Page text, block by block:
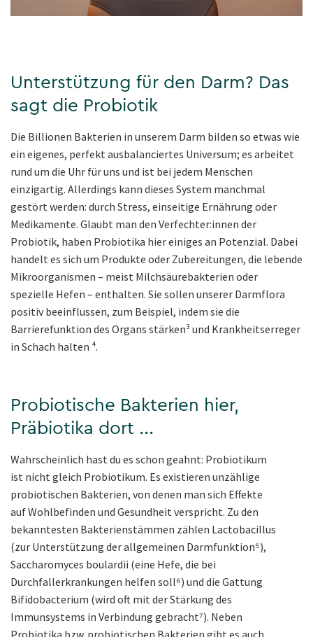
Unterstützung für den Darm? Das
sagt die Probiotik
Die Billionen Bakterien in unserem Darm bilden so etwas wie
ein eigenes, perfekt ausbalanciertes Universum; es arbeitet
rund um die Uhr für uns und ist bei jedem Menschen
einzigartig. Allerdings kann dieses System manchmal
gestört werden: durch Stress, einseitige Ernährung oder
Medikamente. Glaubt man den Verfechter:innen der
Probiotik, haben Probiotika hier einiges an Potenzial. Dabei
handelt es sich um Produkte oder Zubereitungen, die lebende
Mikroorganismen – meist Milchsäurebakterien oder
spezielle Hefen – enthalten. Sie sollen unserer Darmflora
positiv beeinflussen, zum Beispiel, indem sie die
Barrierefunktion des Organs stärken³ und Krankheitserreger
in Schach halten ⁴.
Probiotische Bakterien hier,
Präbiotika dort ...
Wahrscheinlich hast du es schon geahnt: Probiotikum
ist nicht gleich Probiotikum. Es existieren unzählige
probiotischen Bakterien, von denen man sich Effekte
aufWohlbefinden und Gesundheit verspricht. Zu den
bekanntesten Bakterienstämmen zählen Lactobacillus
(zur Unterstützung der allgemeinen Darmfunktion⁵),
Saccharomyces boulardii (eine Hefe, die bei
Durchfallerkrankungen helfen soll⁶) und die Gattung
Bifidobacterium (wird oft mit der Stärkung des
Immunsystems in Verbindung gebracht⁷). Neben
Probiotika bzw. probiotischen Bakterien gibt es auch